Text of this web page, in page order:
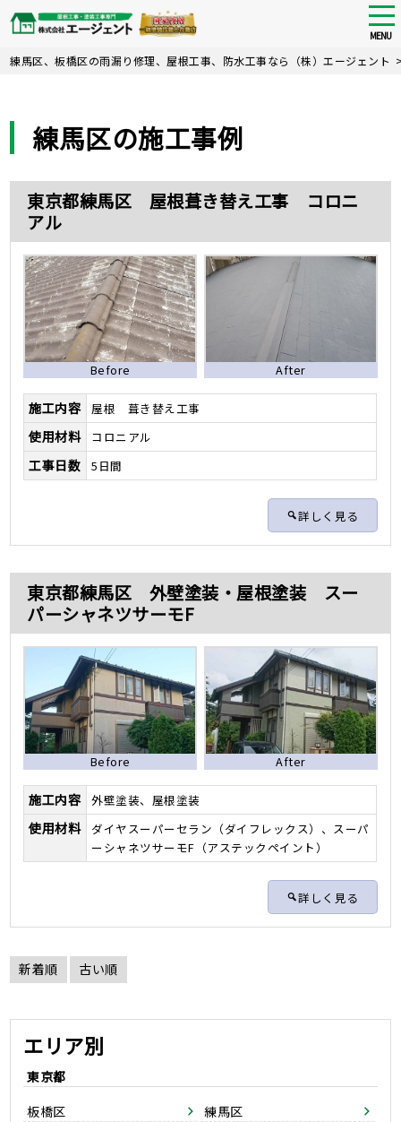
Skip
MENU
練馬区、板橋区の雨漏り修理、屋根工事、防水工事なら（株）エージェント
練馬区の施工事例
東京都練馬区 屋根葺き替え工事 コロニ
アル
Before After
施工内容 屋根 葺き替え工事
使用材料 コロニアル
工事日数 5日間
詳しく見る
東京都練馬区 外壁塗装・屋根塗装 スー
パーシャネツサーモF
Before After
施工内容 外壁塗装、屋根塗装
使用材料
ダイヤスーパーセラン（ダイフレックス）、スーパ
ーシャネツサーモF（アステックペイント）
詳しく見る
新着順 古い順
エリア別
東京都
板橋区
練馬区